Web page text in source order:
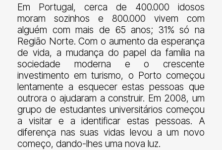
Em Portugal, cerca de 400.000 idosos
moram sozinhos e 800.000 vivem com
alguém com mais de 65 anos; 31% só na
Região Norte. Com o aumento da esperança
de vida, a mudança do papel da família na
sociedade moderna e o crescente
investimento em turismo, o Porto começou
lentamente a esquecer estas pessoas que
outrora o ajudaram a construir. Em 2008, um
grupo de estudantes universitários começou
a visitar e a identificar estas pessoas. A
diferença nas suas vidas levou a um novo
começo, dando-lhes uma nova luz.